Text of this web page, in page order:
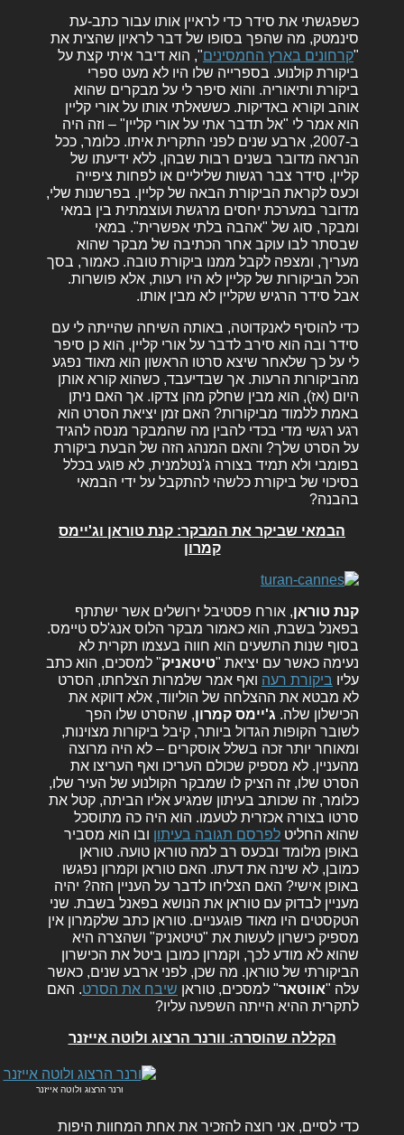
כשפגשתי את סידר כדי לראיין אותו עבור כתב-עת
סינמטק, מה שהפך בסופו של דבר לראיון שהצית את
"קרחונים בארץ החמסינים", הוא דיבר איתי קצת על
ביקורת קולנוע. בספרייה שלו היו לא מעט ספרי
ביקורת ותיאוריה. והוא סיפר לי על מבקרים שהוא
אוהב וקורא באדיקות. כששאלתי אותו על אורי קליין
הוא אמר לי "אל תדבר אתי על אורי קליין" – וזה היה
ב-2007, ארבע שנים לפני התקרית איתו. כלומר, ככל
הנראה מדובר בשנים רבות שבהן, ללא ידיעתו של
קליין, סידר צבר רגשות שליליים או לפחות ציפייה
וכעס לקראת הביקורת הבאה של קליין. בפרשנות שלי,
מדובר במערכת יחסים מרגשת ועוצמתית בין במאי
ומבקר, סוג של "אהבה בלתי אפשרית". במאי
שבסתר לבו עוקב אחר הכתיבה של מבקר שהוא
מעריך, ומצפה לקבל ממנו ביקורת טובה. כאמור, בסך
הכל הביקורות של קליין לא היו רעות, אלא פושרות.
אבל סידר הרגיש שקליין לא מבין אותו.
כדי להוסיף לאנקדוטה, באותה השיחה שהייתה לי עם
סידר ובה הוא סירב לדבר על אורי קליין, הוא כן סיפר
לי על כך שלאחר שיצא סרטו הראשון הוא מאוד נפגע
מהביקורות הרעות. אך שבדיעבד, כשהוא קורא אותן
היום (אז), הוא מבין שחלק מהן צדקו. אך האם ניתן
באמת ללמוד מביקורות? האם זמן יציאת הסרט הוא
רגע רגשי מדי בכדי להבין מה שהמבקר מנסה להגיד
על הסרט שלך? והאם המנהג הזה של הבעת ביקורת
בפומבי ולא תמיד בצורה ג'נטלמנית, לא פוגע בכלל
בסיכוי של ביקורת כלשהי להתקבל על ידי הבמאי
בהבנה?
הבמאי שביקר את המבקר: קנת טוראן וג'יימס
קמרון
קנת טוראן, אורח פסטיבל ירושלים אשר ישתתף
בפאנל בשבת, הוא כאמור מבקר הלוס אנג'לס טיימס.
בסוף שנות התשעים הוא חווה בעצמו תקרית לא
נעימה כאשר עם יציאת "טיטאניק" למסכים, הוא כתב
עליו ביקורת רעה ואף אמר שלמרות הצלחתו, הסרט
לא מבטא את ההצלחה של הוליווד, אלא דווקא את
הכישלון שלה. ג'יימס קמרון, שהסרט שלו הפך
לשובר הקופות הגדול ביותר, קיבל ביקורות מצוינות,
ומאוחר יותר זכה בשלל אוסקרים – לא היה מרוצה
מהעניין. לא מספיק שכולם העריכו ואף העריצו את
הסרט שלו, זה הציק לו שמבקר הקולנוע של העיר שלו,
כלומר, זה שכותב בעיתון שמגיע אליו הביתה, קטל את
סרטו בצורה אכזרית לטעמו. הוא היה כה מתוסכל
שהוא החליט לפרסם תגובה בעיתון ובו הוא מסביר
באופן מלומד ובכעס רב למה טוראן טועה. טוראן
כמובן, לא שינה את דעתו. האם טוראן וקמרון נפגשו
באופן אישי? האם הצליחו לדבר על העניין הזה? יהיה
מעניין לבדוק עם טוראן את הנושא בפאנל בשבת. שני
הטקסטים היו מאוד פוגעניים. טוראן כתב שלקמרון אין
מספיק כישרון לעשות את "טיטאניק" ושהצרה היא
שהוא לא מודע לכך, וקמרון כמובן ביטל את הכישרון
הביקורתי של טוראן. מה שכן, לפני ארבע שנים, כאשר
עלה "אווטאר" למסכים, טוראן שיבח את הסרט. האם
לתקרית ההיא הייתה השפעה עליו?
הקללה שהוסרה: וורנר הרצוג ולוטה אייזנר
ורנר הרצוג ולוטה אייזנר
כדי לסיים, אני רוצה להזכיר את אחת המחוות היפות